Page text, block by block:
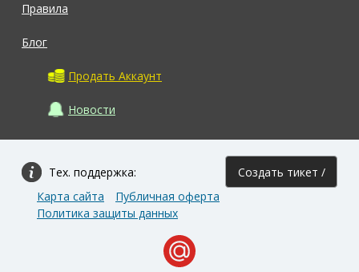
Правила
Блог
Продать Аккаунт
Новости
Тех. поддержка: Создать тикет /
Карта сайта
Публичная оферта
Политика защиты данных